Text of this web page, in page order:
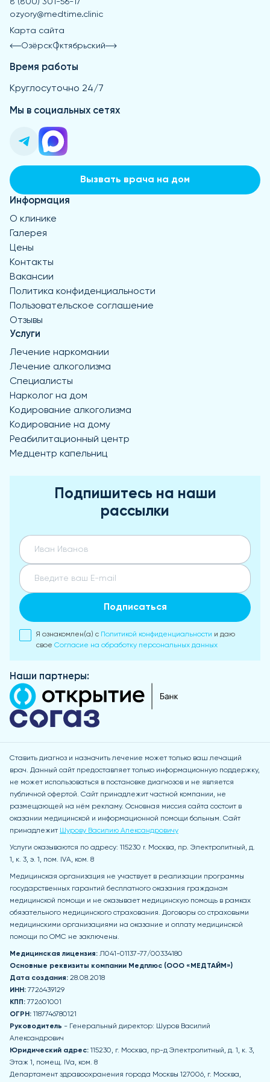
8 (800) 301-56-17
ozyory@medtime.clinic
Карта сайта
ОзёрскОктябрьский
Время работы
Круглосуточно 24/7
Мы в социальных сетях
Вызвать врача на дом
Информация
О клинике
Галерея
Цены
Контакты
Вакансии
Политика конфиденциальности
Пользовательское соглашение
Отзывы
Услуги
Лечение наркомании
Лечение алкоголизма
Специалисты
Нарколог на дом
Кодирование алкоголизма
Кодирование на дому
Реабилитационный центр
Медцентр капельниц
Подпишитесь на наши
рассылки
Подписаться
Я ознакомлен(а) с Политикой конфиденциальности и даю
свое Согласие на обработку персональных данных
Наши партнеры:
Ставить диагноз и назначить лечение может только ваш лечащий
врач. Данный сайт предоставляет только информационную поддержку,
не может использоваться в постановке диагнозов и не является
публичной офертой. Сайт принадлежит частной компании, не
размещающей на нём рекламу. Основная миссия сайта состоит в
оказании медицинской и информационной помощи больным. Сайт
принадлежит Шурову Василию Александровичу
Услуги оказываются по адресу: 115230 r. Москва, пр. Электролитный, д.
1, к. 3, э. 1, пом. IVA, ком. 8
Медицинская организация не участвует в реализации программы
государственных гарантий бесплатного оказания гражданам
медицинской помощи и не оказывает медицинскую помощь в рамках
обязательного медицинского страхования. Договоры со страховыми
медицинскими организациями на оказание и оплату медицинской
помощи по ОМС не заключены.
Медицинская лицензия: Л041-01137-77/00334180
Основные реквизиты компании Медплюс (ООО «МЕДТАЙМ»)
Дата создания: 28.08.2018
ИНН:7726439129
КПП:772601001
ОГРН: 1187746780121
Руководитель - Генеральный директор: Шуров Василий
Александрович
Юридический адрес: 115230, г. Москва, пр-д Электролитный, д. 1, к. 3,
Этаж 1, помещ. IVа, ком. 8
Департамент здравоохранения города Москвы 127006, г. Москва,